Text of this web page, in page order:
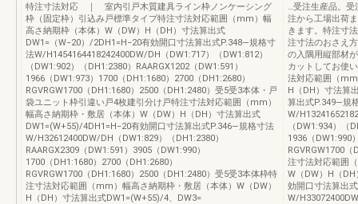
特注寸法対応 ｜ 室内引戸木質建具ライン枠ノンケーシング
枠（固定枠）引込み戸標準タイプ特注寸法対応範囲（mm）幅
高さ納期枠（本体）W（DW）H（DH）寸法算出式
DW1=（W−20）/2DH1=H−20有効開口寸法算出式P.348—規格寸
法W/H1454164418242400DW/DH（DW1:717）（DW1:812）
（DW1:902）（DH1:2380）RAARGX1202（DW1:591）
1966（DW1:973）1700（DH1:1680）2700（DH1:2680）
RGVRGW1700（DH1:1680）2500（DH1:2480）受5受3本体・戸
袋ユニット枠引違い戸4枚建引分け戸特注寸法対応範囲（mm）
幅高さ納期枠・敷居（本体）W（DW）H（DH）寸法算出式
DW1=(W+55)/4DH1=H−20有効開口寸法算出式P.346—規格寸法
W/H32612400DW/DH（DW1:829）（DH1:2380）
RAARGX2309（DW1:591）3905（DW1:990）
1700（DH1:1680）2700（DH1:2680）
RGVRGW1700（DH1:1680）2500（DH1:2480）受5受3本体枠特
注寸法対応範囲（mm）幅高さ納期枠・敷居（本体）W（DW）
H（DH）寸法算出式DW1=(W+55)/4、DW3=
…受注生産品。受
注から工場出荷
きます。特注寸
注寸法のおさえ
の入隅用縦部材
カットしてお使
法対応範囲（
H（DH）寸法算
算出式P.349—規
W/
（DW1:934）（
1936（DW1:990
RGVRGW1700
注寸法対応範囲
W（DW）H（
効開口寸法算出
W/